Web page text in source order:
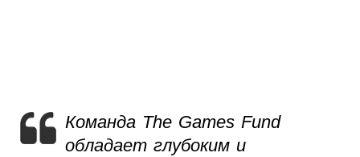
Команда The Games Fund
обладает глубоким и